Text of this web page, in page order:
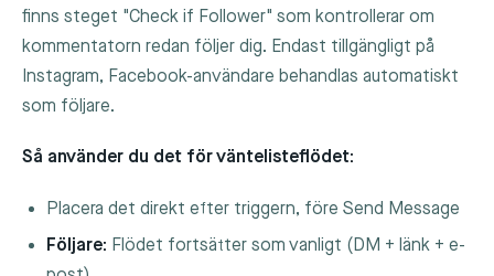
finns steget "Check if Follower" som kontrollerar om
kommentatorn redan följer dig. Endast tillgängligt på
Instagram, Facebook-användare behandlas automatiskt
som följare.
Så använder du det för väntelisteflödet:
Placera det direkt efter triggern, före Send Message
Följare: Flödet fortsätter som vanligt (DM + länk + e-